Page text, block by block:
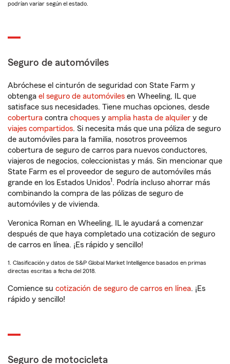
podrían variar según el estado.
Seguro de automóviles
Abróchese el cinturón de seguridad con State Farm y
obtenga el seguro de automóviles en Wheeling, IL que
satisface sus necesidades. Tiene muchas opciones, desde
cobertura contra choques y amplia hasta de alquiler y de
viajes compartidos. Si necesita más que una póliza de seguro
de automóviles para la familia, nosotros proveemos
cobertura de seguro de carros para nuevos conductores,
viajeros de negocios, coleccionistas y más. Sin mencionar que
State Farm es el proveedor de seguro de automóviles más
grande en los Estados Unidos1. Podría incluso ahorrar más
combinando la compra de las pólizas de seguro de
automóviles y de vivienda.
Veronica Roman en Wheeling, IL le ayudará a comenzar
después de que haya completado una cotización de seguro
de carros en línea. ¡Es rápido y sencillo!
1. Clasificación y datos de S&P Global Market Intelligence basados en primas
directas escritas a fecha del 2018.
Comience su cotización de seguro de carros en línea. ¡Es
rápido y sencillo!
Seguro de motocicleta